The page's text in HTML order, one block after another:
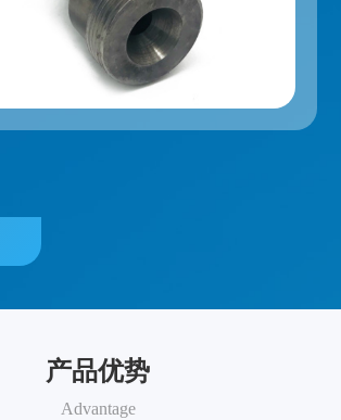
产品优势
Advantage